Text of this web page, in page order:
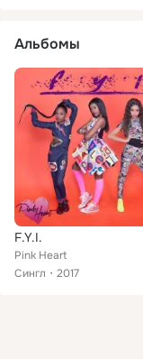
Альбомы
F.Y.I.
Pink Heart
Сингл
2017